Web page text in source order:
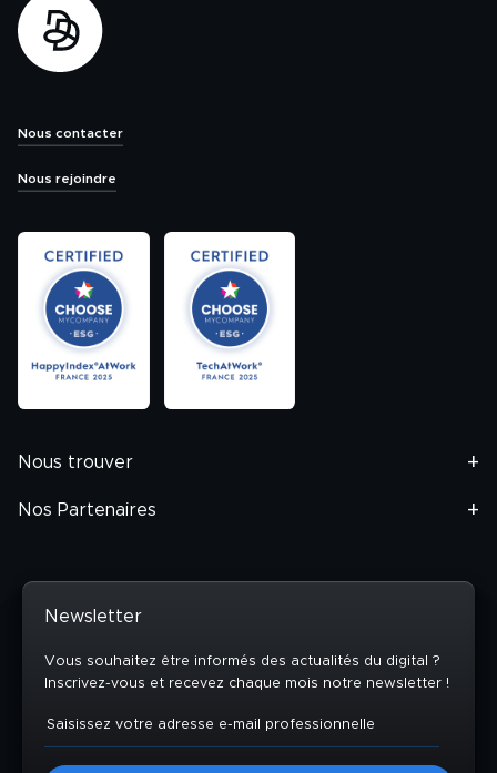
Nous contacter
Nous rejoindre
Nous trouver
Nos Partenaires
Newsletter
Vous souhaitez être informés des actualités du digital ?
Inscrivez-vous et recevez chaque mois notre newsletter !